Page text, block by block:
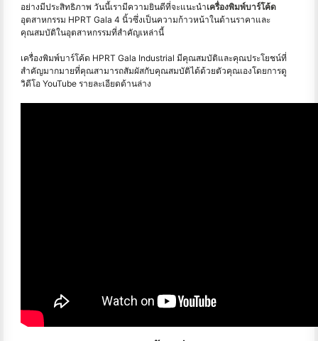
อย่างมีประสิทธิภาพ วันนี้เรามีความยินดีที่จะแนะนำเครื่องพิมพ์บาร์โค้ด
อุตสาหกรรม HPRT Gala 4 นิ้วซึ่งเป็นความก้าวหน้าในด้านราคาและ
คุณสมบัติในอุตสาหกรรมที่สำคัญเหล่านี้
เครื่องพิมพ์บาร์โค้ด HPRT Gala Industrial มีคุณสมบัติและคุณประโยชน์ที่
สำคัญมากมายที่คุณสามารถสัมผัสกับคุณสมบัติได้ด้วยตัวคุณเองโดยการดู
วิดีโอ YouTube รายละเอียดด้านล่าง